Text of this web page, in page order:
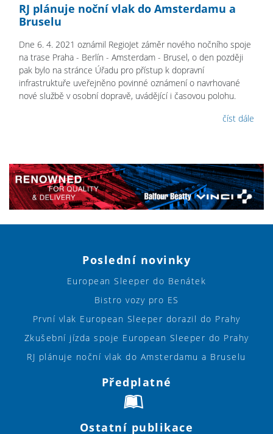
RJ plánuje noční vlak do Amsterdamu a
Bruselu
Dne 6. 4. 2021 oznámil RegioJet záměr nového nočního spoje
na trase Praha - Berlín - Amsterdam - Brusel, o den později
pak bylo na stránce Úřadu pro přístup k dopravní
infrastruktuře uveřejněno povinné oznámení o navrhované
nové službě v osobní dopravě, uvádějící i časovou polohu.
číst dále
Poslední novinky
European Sleeper do Benátek
Bistro vozy pro ES
První vlak European Sleeper dorazil do Prahy
Zkušební jízda spoje European Sleeper do Prahy
RJ plánuje noční vlak do Amsterdamu a Bruselu
Předplatné
Ostatní publikace